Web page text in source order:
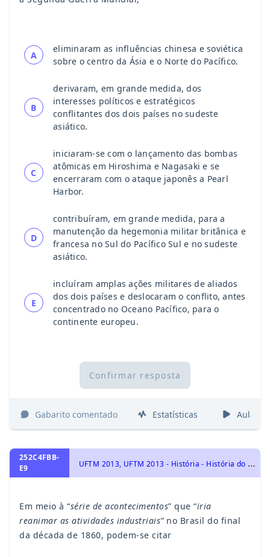
A
eliminaram as influências chinesa e soviética
sobre o centro da Ásia e o Norte do Pacífico.
B
derivaram, em grande medida, dos
interesses políticos e estratégicos
conflitantes dos dois países no sudeste
asiático.
C
iniciaram-se com o lançamento das bombas
atômicas em Hiroshima e Nagasaki e se
encerraram com o ataque japonês a Pearl
Harbor.
D
contribuíram, em grande medida, para a
manutenção da hegemonia militar britânica e
francesa no Sul do Pacífico Sul e no sudeste
asiático.
E
incluíram amplas ações militares de aliados
dos dois países e deslocaram o conflito, antes
concentrado no Oceano Pacífico, para o
continente europeu.
Confirmar resposta
Gabarito comentado Estatísticas Aulas
252C4FBB-
E9
U
FTM 2013, UFTM 2013 - História - História do Brasil, Brasil Monárquico – Segundo Reinado 1831- 1889
Em meio à “série de acontecimentos” que “iria
reanimar as atividades industriais”no Brasil do final
da década de 1860, podem-se citar